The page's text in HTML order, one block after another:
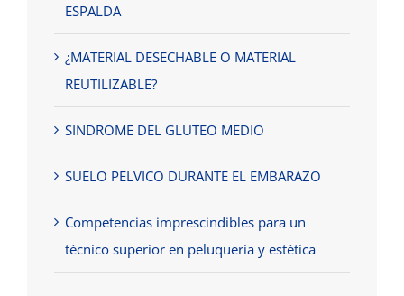
ESPALDA
¿MATERIAL DESECHABLE O MATERIAL
REUTILIZABLE?
SINDROME DEL GLUTEO MEDIO
SUELO PELVICO DURANTE EL EMBARAZO
Competencias imprescindibles para un
técnico superior en peluquería y estética